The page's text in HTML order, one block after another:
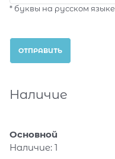
* буквы на русском языке
Наличие
Основной
Наличие: 1